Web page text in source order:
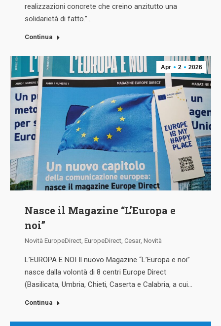
realizzazioni concrete che creino anzitutto una
solidarietà di fatto.”…
Continua
Apr 2 2026
Nasce il Magazine “L’Europa e
noi”
Novità EuropeDirect, EuropeDirect, Cesar, Novità
L’EUROPA E NOI Il nuovo Magazine “L’Europa e noi”
nasce dalla volontà di 8 centri Europe Direct
(Basilicata, Umbria, Chieti, Caserta e Calabria, a cui…
Continua